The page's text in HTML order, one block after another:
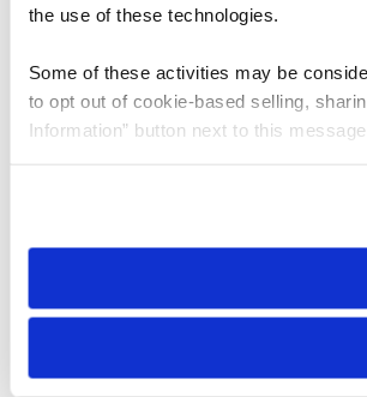
the use of these technologies.
Some of these activities may be
to opt out of cookie-based selling,
Information” button next to this
need to be set again.